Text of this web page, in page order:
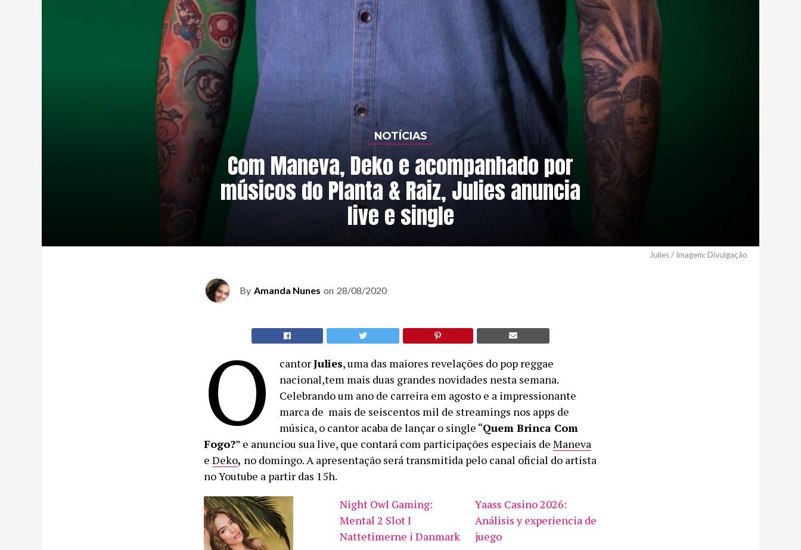
NOTÍCIAS
Com Maneva, Deko e acompanhado por
músicos do Planta & Raiz, Julies anuncia
live e single
Julies / Imagem: Divulgação
By Amanda Nunes on 28/08/2020
O cantorJulies, uma das maiores revelações do pop reggae
nacional,tem mais duas grandes novidades nesta semana.
Celebrando um ano de carreira em agosto e a impressionante
marca de mais de seiscentos mil de streamings nos apps de
música, o cantor acaba de lançar o single “Quem Brinca Com
Fogo?” e anunciou sua live, que contará com participações especiais de Maneva
e Deko, no domingo. A apresentação será transmitida pelo canal oficial do artista
no Youtube a partir das 15h.
Night Owl Gaming:
Mental 2 Slot I
Nattetimerne i Danmark
Yaass Casino 2026:
Análisis y experiencia de
juego